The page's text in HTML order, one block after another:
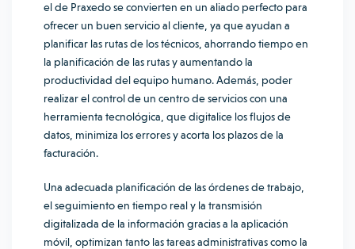
el de Praxedose convierten en un aliado perfecto para
ofrecer un buen servicio al cliente, ya que ayudan a
planificar las rutas de los técnicos, ahorrando tiempo en
la planificación de las rutas y aumentando la
productividad del equipo humano. Además, poder
realizar el control de un centro de servicios con una
herramienta tecnológica, que digitalice los flujos de
datos, minimiza los errores y acorta los plazos de la
facturación.
Una adecuada planificación de las órdenes de trabajo,
el seguimiento en tiempo real y la transmisión
digitalizada de la información gracias a la aplicación
móvil, optimizan tanto las tareas administrativas como la